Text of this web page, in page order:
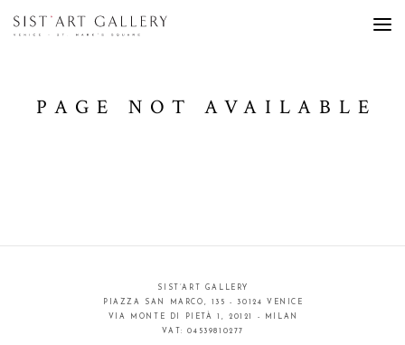
PAGE NOT AVAILABLE
SIST’ART GALLERY
PIAZZA SAN MARCO, 135 - 30124 VENICE
VIA MONTE DI PIETÀ 1, 20121 - MILAN
VAT: 04539810277